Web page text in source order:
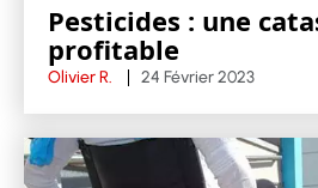
Pesticides : une
profitable
Olivier R. 24 Février 2023